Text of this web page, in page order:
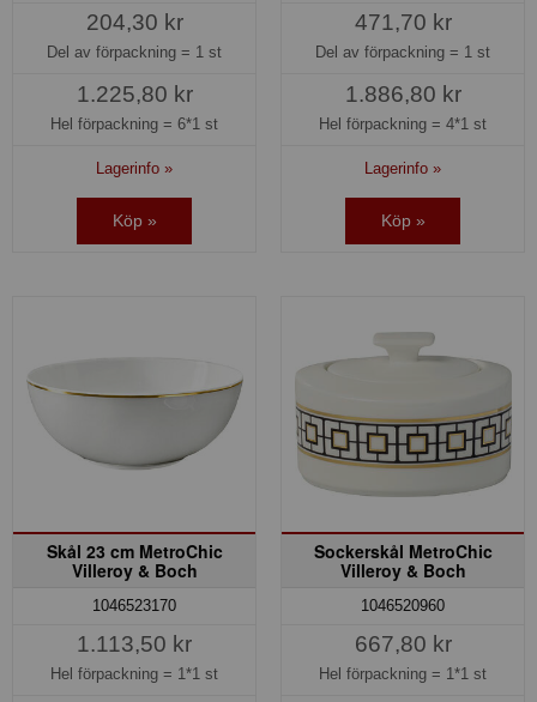
204,30 kr
Del av förpackning = 1 st
1.225,80 kr
Hel förpackning = 6*1 st
Lagerinfo »
Köp »
471,70 kr
Del av förpackning = 1 st
1.886,80 kr
Hel förpackning = 4*1 st
Lagerinfo »
Köp »
Skål 23 cm MetroChic
Villeroy & Boch
1046523170
1.113,50 kr
Hel förpackning = 1*1 st
Sockerskål MetroChic
Villeroy & Boch
1046520960
667,80 kr
Hel förpackning = 1*1 st